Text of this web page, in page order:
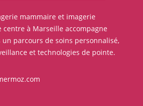
mammaire et imagerie
centre à Marseille accompagne
parcours de soins personnalisé,
et technologies de pointe.